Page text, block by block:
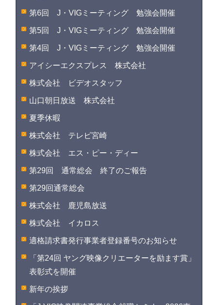
第6回 J・VIGミーティング 勉強会開催
第5回 J・VIGミーティング 勉強会開催
第4回 J・VIGミーティング 勉強会開催
アイシーエクスプレス 株式会社
株式会社 ビデオスタッフ
山口朝日放送 株式会社
夏季休暇
株式会社 テレビ宮崎
株式会社 エス・ピー・ディー
第29回 通常総会 終了のご報告
第29回通常総会
株式会社 鹿児島放送
株式会社 イカロス
適格請求書発行事業者登録番号のお知らせ
「第24回 ヤング映像クリエーターを励ます賞」
表彰式を開催
新年の挨拶